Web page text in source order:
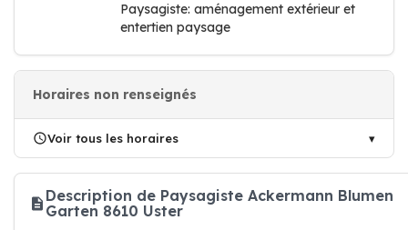
Paysagiste: aménagement extérieur et
entertien paysage
Horaires non renseignés
Voir tous les horaires
Description de Paysagiste Ackermann Blumen
Garten 8610 Uster